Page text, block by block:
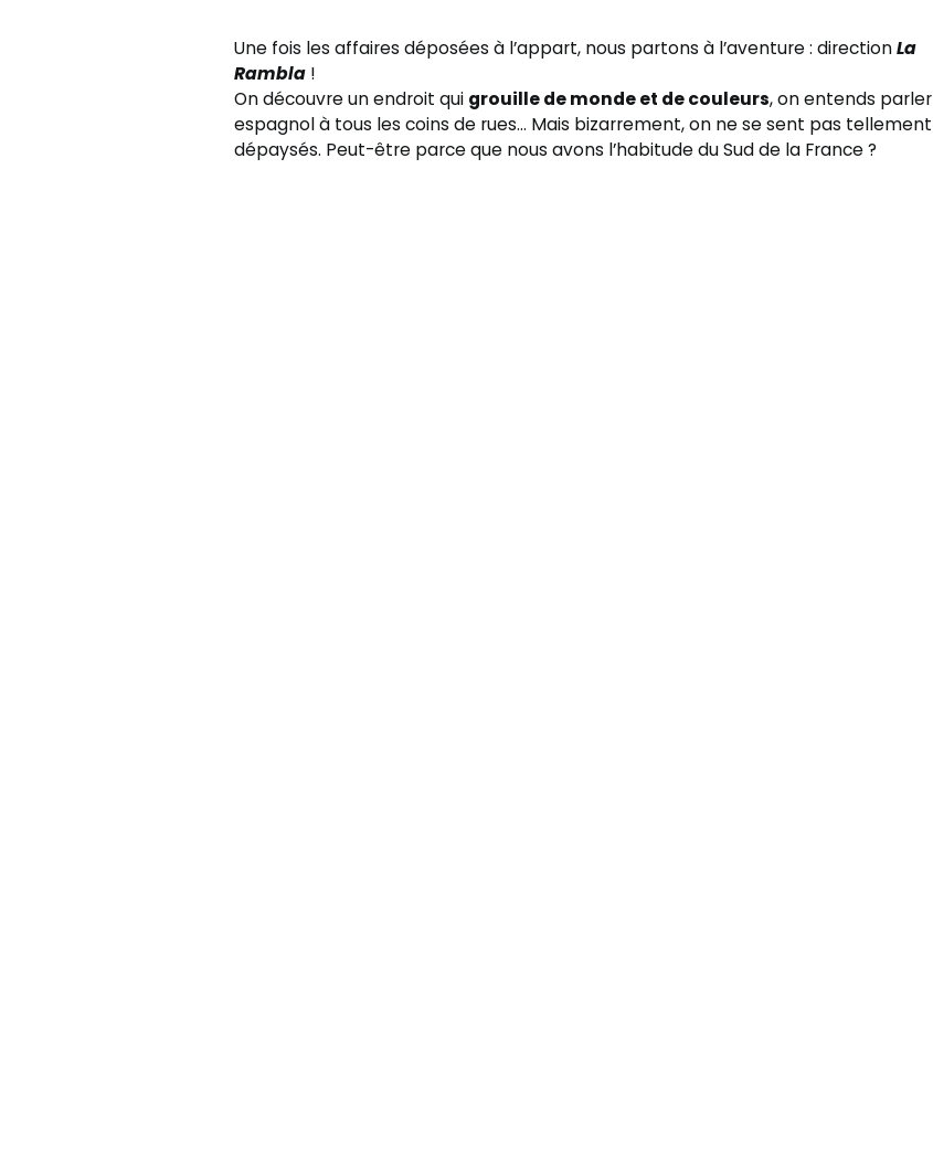
Une fois les affaires déposées à l’appart, nous partons à l’aventure : directionLa
Rambla !
On découvre un endroit qui grouille de monde et de couleurs, on entends parler
espagnol à tous les coins de rues… Mais bizarrement, on ne se sent pas tellement
dépaysés. Peut-être parce que nous avons l’habitude du Sud de la France ?